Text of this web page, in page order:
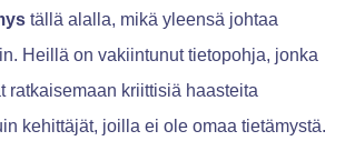
tällä alalla, mikä yleensä johtaa
Heillä on vakiintunut tietopohja, jonka
ratkaisemaan kriittisiä haasteita
kehittäjät, joilla ei ole omaa tietämystä.